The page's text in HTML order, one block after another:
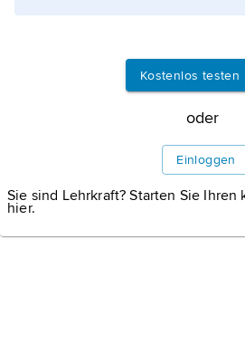
Kostenlos testen
oder
Einloggen
Sie sind Lehrkraft? Starten Sie Ihren
hier.